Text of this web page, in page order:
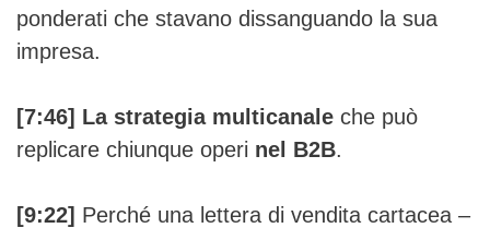
ponderati che stavano dissanguando la sua
impresa.
[7:46] La strategia multicanale che può
replicare chiunque operi nel B2B.
[9:22] Perché una lettera di vendita cartacea –